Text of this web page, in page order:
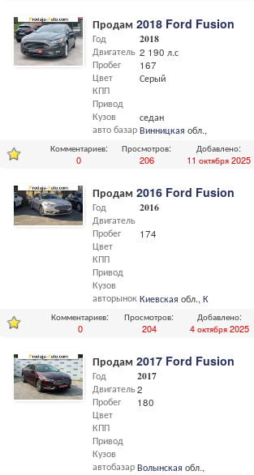
Продам 2018 Ford Fusion
Год
Двигатель
Пробег
Цвет
КПП
Привод
Кузов
авто базар
2018
2 190 л.с
167
Серый
седан
Винницкая обл.,
Комментариев:
0
Просмотров:
206
Добавлено:
11 октября 2025
Продам 2016 Ford Fusion
Год
Двигатель
Пробег
Цвет
КПП
Привод
Кузов
авторынок
2016
174
Киевская обл.,Киев
Комментариев:
0
Просмотров:
204
Добавлено:
4 октября 2025
Продам 2017 Ford Fusion
Год
Двигатель
Пробег
Цвет
КПП
Привод
Кузов
автобазар
2017
2
180
Волынская обл.,